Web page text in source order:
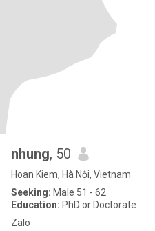
nhung, 50
Hoan Kiem, Hà Nội, Vietnam
Seeking: Male 51 - 62
Education: PhD or Doctorate
Zalo